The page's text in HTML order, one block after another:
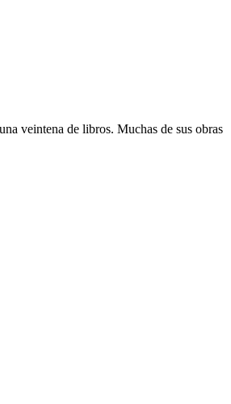
veintena de libros. Muchas de sus obras